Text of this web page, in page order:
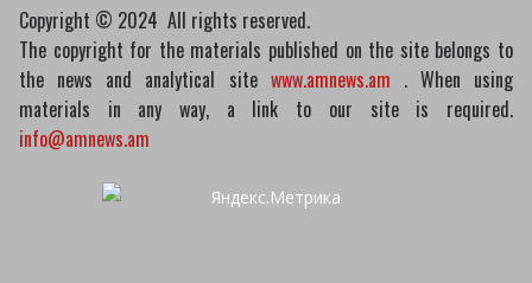
Copyright © 2024 All rights reserved.
The copyright for the materials published on the site belongs to
the news and analytical site www.amnews.am . When using
materials in any way, a link to our site is required.
info@amnews.am